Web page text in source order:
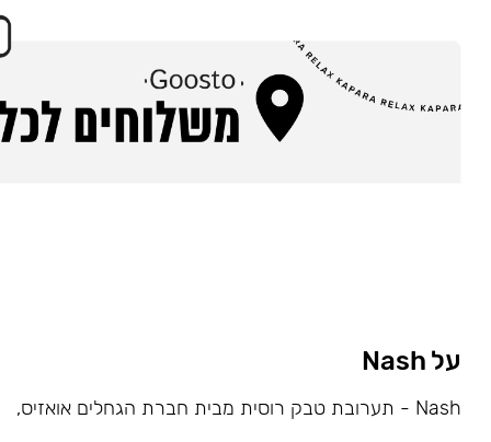
על Nash
Nash - תערובת טבק רוסית מבית חברת הגחלים אואזיס,